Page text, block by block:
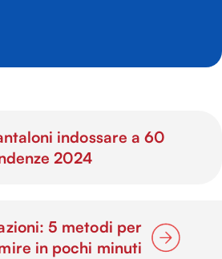
indossare a 60
2024
5 metodi per
in pochi minuti